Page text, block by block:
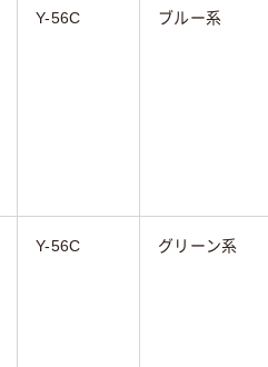
Y-56C ブルー系
Y-56C グリーン系